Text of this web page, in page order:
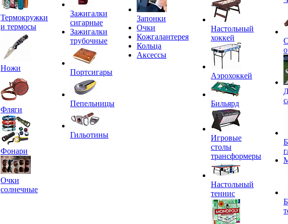
Термокружки
и термосы
Ножи
Фляги
Фонари
Очки
солнечные
Зажигалки
сигарные
Зажигалки
трубочные
Портсигары
Пепельницы
Гильотины
Запонки
Очки
Кожгалантерея
Кольца
Аксессы
Настольный
хоккей
Аэрохоккей
Бильярд
Игровые
столы
трансформеры
Настольный
теннис